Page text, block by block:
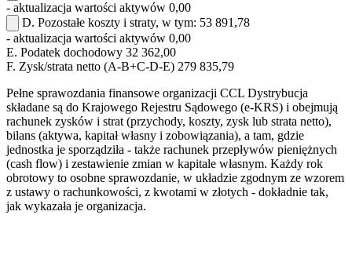
- aktualizacja wartości aktywów 0,00
D. Pozostałe koszty i straty, w tym: 53 891,78
- aktualizacja wartości aktywów 0,00
E. Podatek dochodowy 32 362,00
F. Zysk/strata netto (A-B+C-D-E) 279 835,79
Pełne sprawozdania finansowe organizacji CCL Dystrybucja
składane są do Krajowego Rejestru Sądowego (e-KRS) i obejmują
rachunek zysków i strat (przychody, koszty, zysk lub strata netto),
bilans (aktywa, kapitał własny i zobowiązania), a tam, gdzie
jednostka je sporządziła - także rachunek przepływów pieniężnych
(cash flow) i zestawienie zmian w kapitale własnym. Każdy rok
obrotowy to osobne sprawozdanie, w układzie zgodnym ze wzorem
z ustawy o rachunkowości, z kwotami w złotych - dokładnie tak,
jak wykazała je organizacja.